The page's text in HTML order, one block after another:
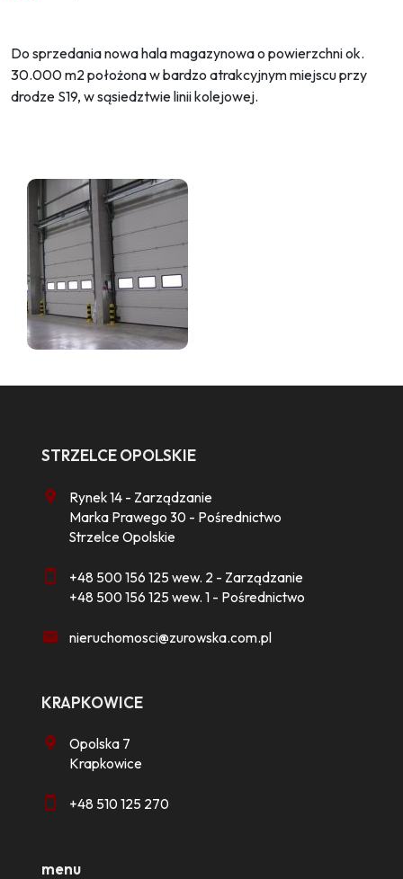
Do sprzedania nowa hala magazynowa o powierzchni ok.
30.000 m2 położona w bardzo atrakcyjnym miejscu przy
drodze S19, w sąsiedztwie linii kolejowej.
STRZELCE OPOLSKIE
Rynek 14 - Zarządzanie
Marka Prawego 30 - Pośrednictwo
Strzelce Opolskie
+48 500 156 125 wew. 2 - Zarządzanie
+48 500 156 125 wew. 1 - Pośrednictwo
nieruchomosci@zurowska.com.pl
KRAPKOWICE
Opolska 7
Krapkowice
+48 510 125 270
menu